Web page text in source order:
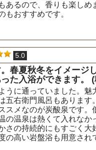
あるので、香りも楽し
もおすすめです。
5.0
春夏秋冬をイメージ
た入浴ができます。
うに通っていました。
五右衛門風呂もありま
スメなのが炭酸泉です
の温泉は熱くて入れな
さの持続的にもすごく
の高い岩盤浴も用意され